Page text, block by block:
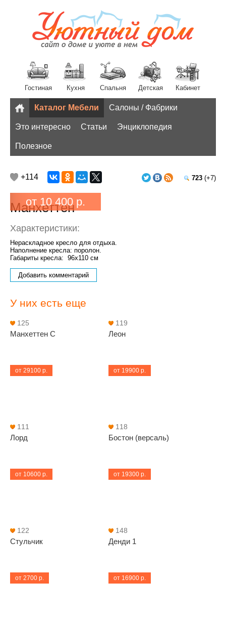
Гостиная Кухня Спальня Детская Кабинет
Разное
Каталог Мебели Салоны / Фабрики
Это интересно Статьи Энциклопедия
Полезное
723 (+7)
+114
Манхеттен
от 10 400 р.
Характеристики:
Нераскладное кресло для отдыха.
Наполнение кресла: поролон.
Габариты кресла: 96х110 см
Добавить комментарий
У них есть еще
от 29100 р.
125
Манхеттен С
от 19900 р.
119
Леон
от 10600 р.
111
Лорд
от 19300 р.
118
Бостон (версаль)
от 2700 р.
122
Стульчик
от 16900 р.
148
Денди 1